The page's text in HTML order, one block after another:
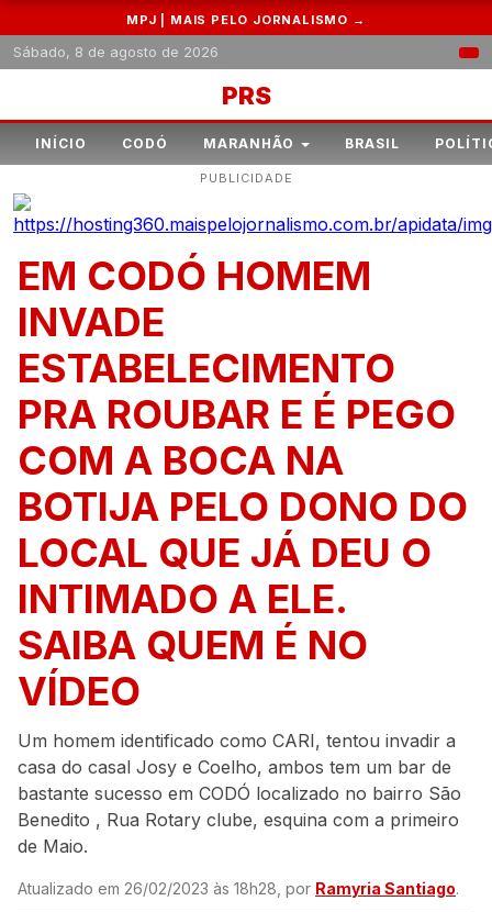
MPJ | MAIS PELO JORNALISMO →
Sábado, 8 de agosto de 2026
PRS
INÍCIO CODÓ MARANHÃO BRASIL
PUBLICIDADE
EM CODÓ HOMEM
INVADE
ESTABELECIMENTO
PRA ROUBAR E É PEGO
COM A BOCA NA
BOTIJA PELO DONO DO
LOCAL QUE JÁ DEU O
INTIMADO A ELE.
SAIBA QUEM É NO
VÍDEO
Um homem identificado como CARI, tentou invadir a
casa do casal Josy e Coelho, ambos tem um bar de
bastante sucesso em CODÓ localizado no bairro São
Benedito , Rua Rotary clube, esquina com a primeiro
de Maio.
Atualizado em 26/02/2023 às 18h28, por Ramyria Santiago.